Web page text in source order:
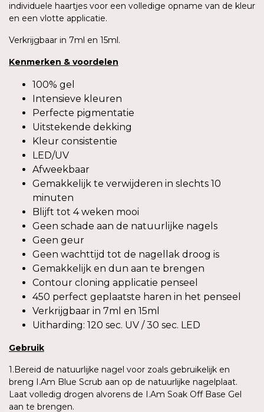
individuele haartjes voor een volledige opname van de kleur
en een vlotte applicatie.
Verkrijgbaar in 7ml en 15ml.
Kenmerken & voordelen
100% gel
Intensieve kleuren
Perfecte pigmentatie
Uitstekende dekking
Kleur consistentie
LED/UV
Afweekbaar
Gemakkelijk te verwijderen in slechts 10
minuten
Blijft tot 4 weken mooi
Geen schade aan de natuurlijke nagels
Geen geur
Geen wachttijd tot de nagellak droog is
Gemakkelijk en dun aan te brengen
Contour cloning applicatie penseel
450 perfect geplaatste haren in het penseel
Verkrijgbaar in 7ml en 15ml
Uitharding: 120 sec. UV / 30 sec. LED
Gebruik
1.Bereid de natuurlijke nagel voor zoals gebruikelijk en
breng I.Am Blue Scrub aan op de natuurlijke nagelplaat.
Laat volledig drogen alvorens de I.Am Soak Off Base Gel
aan te brengen.